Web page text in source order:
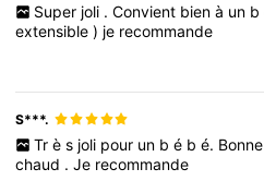
Super joli . Convient bien à un b
extensible) je recommande
S***.
Tr è s joli pour un b é b é. Bonne
chaud .Je recommande